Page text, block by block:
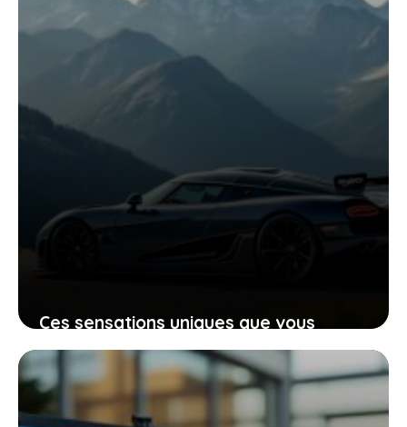
Ces sensations uniques que vous
procure la koenigsegg agera rs à
pleine vitesse
27 juin 2026